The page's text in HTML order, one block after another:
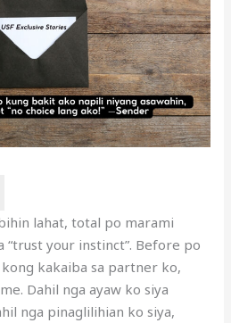
lahat, total po marami
“trust your instinct”. Before po
kakaiba sa partner ko,
Dahil nga ayaw ko siya
nga pinaglilihian ko siya,